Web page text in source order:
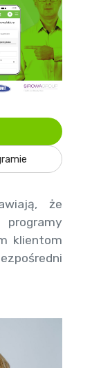
że
klientom